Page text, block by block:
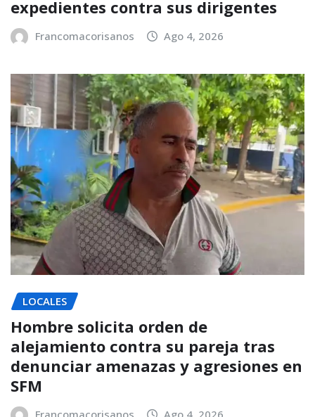
expedientes contra sus dirigentes
Francomacorisanos Ago 4, 2026
LOCALES
Hombre solicita orden de
alejamiento contra su pareja tras
denunciar amenazas y agresiones en
SFM